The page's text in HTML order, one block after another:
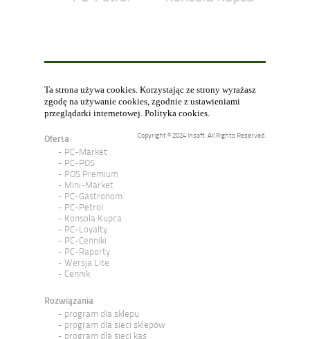
Ta strona używa cookies. Korzystając ze strony wyrażasz
zgodę na używanie cookies, zgodnie z ustawieniami
przeglądarki internetowej. Polityka cookies.
Copyright © 2024 Insoft. All Rights Reserved.
Oferta
PC-Market
PC-POS
POS Premium
Mini-Market
PC-Gastronom
PC-Petrol
Konsola Kupca
PC-Loyalty
PC-Cenniki
PC-Raporty
Wersja Lite
Cennik
Rozwiązania
program dla sklepu
program dla sieci sklepów
program dla sieci kas